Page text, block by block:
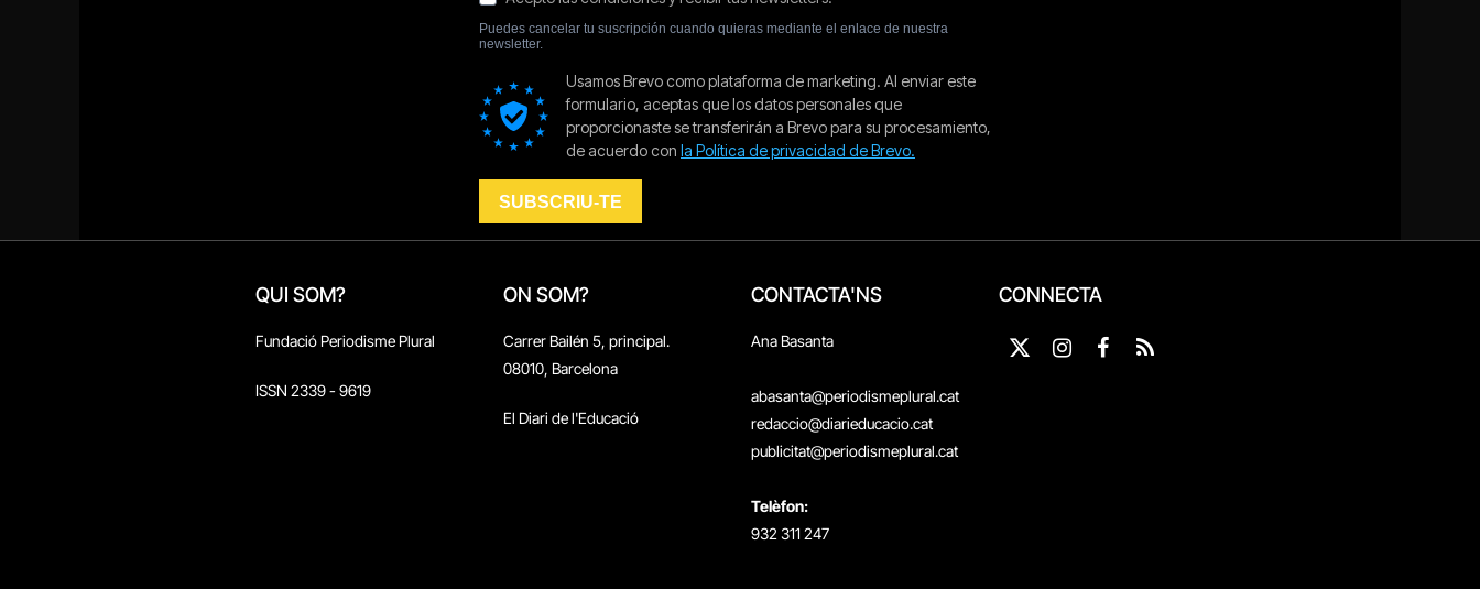
QUI SOM?
Fundació Periodisme Plural
ISSN 2339 - 9619
ON SOM?
Carrer Bailén 5, principal.
08010, Barcelona
El Diari de l'Educació
CONTACTA'NS
Ana Basanta
abasanta@periodismeplural.cat
redaccio@diarieducacio.cat
publicitat@periodismeplural.cat
Telèfon:
932 311 247
CONNECTA
X
Instagram
Facebook
RSS